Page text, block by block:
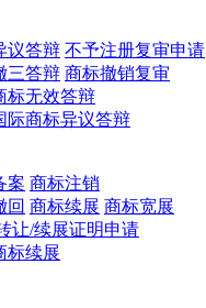
议答辩 不予注册复审申请
三答辩 商标撤销复审
标无效答辩
际商标异议答辩
案 商标注销
回 商标续展 商标宽展
让/续展证明申请
标续展